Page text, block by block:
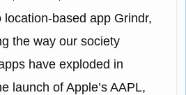
based app Grindr,
the way our society
have exploded in
launch of Apple’s AAPL,